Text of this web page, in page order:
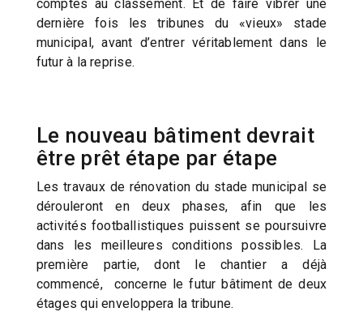
comptes au classement. Et de faire vibrer une
dernière fois les tribunes du «vieux» stade
municipal, avant d’entrer véritablement dans le
futur à la reprise.
Le nouveau bâtiment devrait
être prêt étape par étape
Les travaux de rénovation du stade municipal se
dérouleront en deux phases, afin que les
activités footballistiques puissent se poursuivre
dans les meilleures conditions possibles. La
première partie, dont le chantier a déjà
commencé, concerne le futur bâtiment de deux
étages qui enveloppera la tribune.